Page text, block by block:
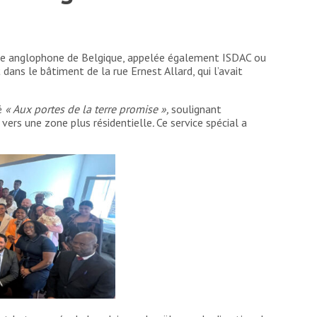
de Belgique, appelée également ISDAC ou
le bâtiment de la rue Ernest Allard, qui l’avait
« Aux portes de la terre promise », soulignant
une zone plus résidentielle.Ce service spécial a